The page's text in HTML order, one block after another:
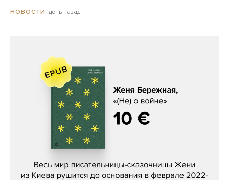
НОВОСТИ день назад
Женя Бережная, «(Не) о войне»